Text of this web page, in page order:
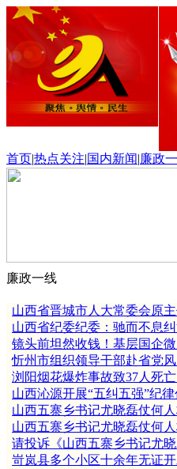
首页|热点关注|国内新闻|廉政
廉政一线
山西省晋城市人大常委会原
山西省纪委纪委：驰而不息
镜头前坦然收钱！基层国企
忻州市组织领导干部赴省党
浏阳烟花爆炸事故致37人死
山西沁源开展“五纠五强”纪
山西五寨乡书记尤晓磊仗何
山西五寨乡书记尤晓磊仗何
请投诉《山西五寨乡书记尤
岢岚县多个小区十余年无证